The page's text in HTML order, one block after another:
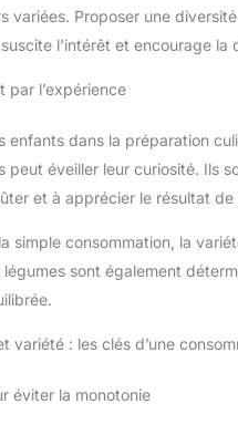
variées. Proposer une
l’intérêt et encourage la
par l’expérience
enfants dans la préparation
peut éveiller leur curiosité. Ils
et à apprécier le résultat de
simple consommation, la
sont également
variété : les clés d’une
éviter la monotonie